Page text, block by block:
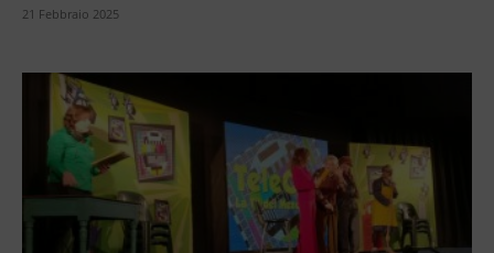
21 Febbraio 2025